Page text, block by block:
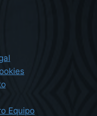
Equipo